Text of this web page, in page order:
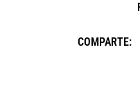
COMPARTE: